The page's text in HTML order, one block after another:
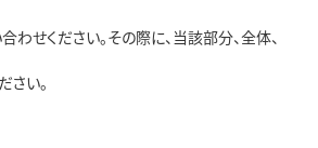
せください。その際に、当該部分、全体、
い。